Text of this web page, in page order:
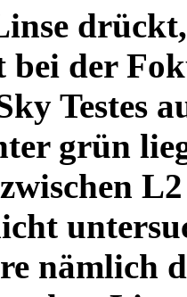
der
Testes
grün
nämlich